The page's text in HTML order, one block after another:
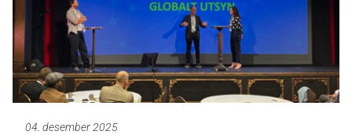
04. desember 2025